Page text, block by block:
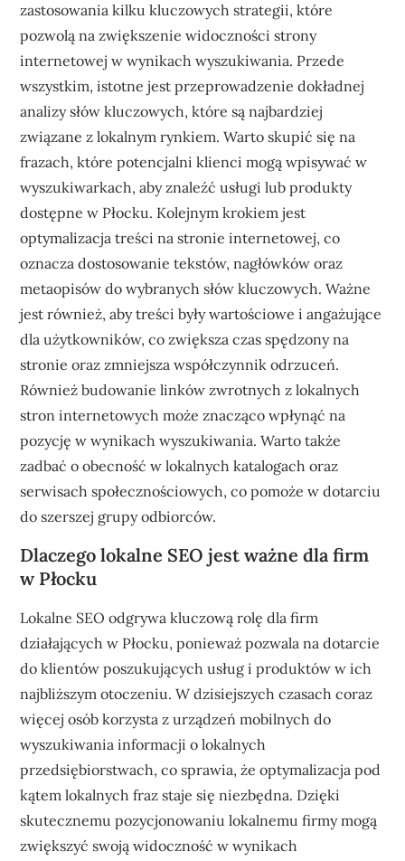
zastosowania kilku kluczowych strategii, które
pozwolą na zwiększenie widoczności strony
internetowej w wynikach wyszukiwania. Przede
wszystkim, istotne jest przeprowadzenie dokładnej
analizy słów kluczowych, które są najbardziej
związane z lokalnym rynkiem. Warto skupić się na
frazach, które potencjalni klienci mogą wpisywać w
wyszukiwarkach, aby znaleźć usługi lub produkty
dostępne w Płocku. Kolejnym krokiem jest
optymalizacja treści na stronie internetowej, co
oznacza dostosowanie tekstów, nagłówków oraz
metaopisów do wybranych słów kluczowych. Ważne
jest również, aby treści były wartościowe i angażujące
dla użytkowników, co zwiększa czas spędzony na
stronie oraz zmniejsza współczynnik odrzuceń.
Również budowanie linków zwrotnych z lokalnych
stron internetowych może znacząco wpłynąć na
pozycję w wynikach wyszukiwania. Warto także
zadbać o obecność w lokalnych katalogach oraz
serwisach społecznościowych, co pomoże w dotarciu
do szerszej grupy odbiorców.
Dlaczego lokalne SEO jest ważne dla firm
w Płocku
Lokalne SEO odgrywa kluczową rolę dla firm
działających w Płocku, ponieważ pozwala na dotarcie
do klientów poszukujących usług i produktów w ich
najbliższym otoczeniu. W dzisiejszych czasach coraz
więcej osób korzysta z urządzeń mobilnych do
wyszukiwania informacji o lokalnych
przedsiębiorstwach, co sprawia, że optymalizacja pod
kątem lokalnych fraz staje się niezbędna. Dzięki
skutecznemu pozycjonowaniu lokalnemu firmy mogą
zwiększyć swoją widoczność w wynikach